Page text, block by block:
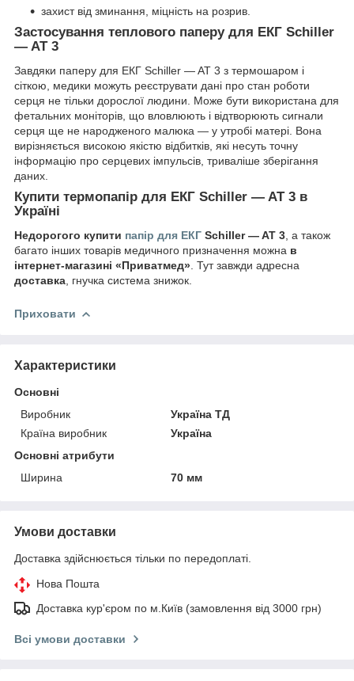
захист від зминання, міцність на розрив.
Застосування теплового паперу для ЕКГ Schiller
— AT 3
Завдяки паперу для ЕКГ Schiller — AT 3 з термошаром і
сіткою, медики можуть реєструвати дані про стан роботи
серця не тільки дорослої людини. Може бути використана для
фетальних моніторів, що вловлюють і відтворюють сигнали
серця ще не народженого малюка — у утробі матері. Вона
вирізняється високою якістю відбитків, які несуть точну
інформацію про серцевих імпульсів, триваліше зберігання
даних.
Купити термопапір для ЕКГ Schiller — AT 3 в
Україні
Недорогого купити папір для ЕКГ Schiller — AT 3 , а також
багато інших товарів медичного призначення можна в
інтернет-магазині «Приватмед» . Тут завжди адресна
доставка , гнучка система знижок.
Приховати
Характеристики
Основні
Виробник
Україна ТД
Країна виробник
Україна
Основні атрибути
Ширина
70 мм
Умови доставки
Доставка здійснюється тільки по передоплаті.
Нова Пошта
Доставка кур'єром по м.Київ (замовлення від 3000 грн)
Всі умови доставки